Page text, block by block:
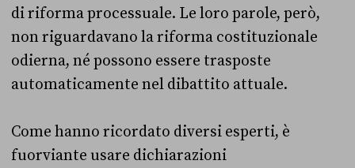
di riforma processuale. Le loro parole, però,
non riguardavano la riforma costituzionale
odierna, né possono essere trasposte
automaticamente nel dibattito attuale.
Come hanno ricordato diversi esperti, è
fuorviante usare dichiarazioni